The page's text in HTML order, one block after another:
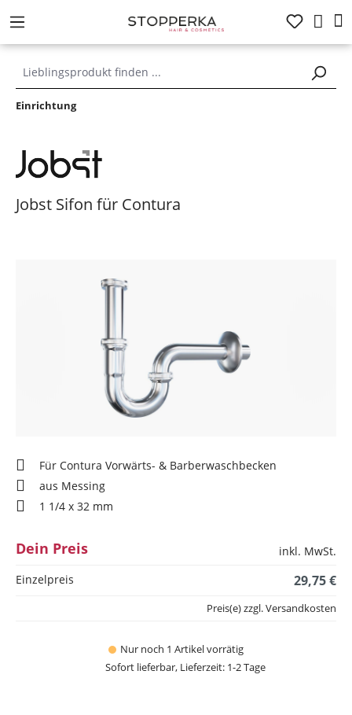
springen
Einrichtung
Jobst Sifon für Contura
Für Contura Vorwärts- & Barberwaschbecken
aus Messing
1 1/4 x 32 mm
Dein Preis
inkl. MwSt.
Einzelpreis
29,75 €
Nur noch 1 Artikel vorrätig
Sofort lieferbar, Lieferzeit: 1-2 Tage
Preis(e) zzgl. Versandkosten